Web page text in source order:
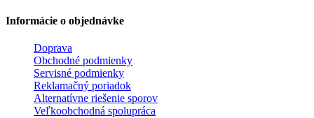
Informácie o objednávke
Doprava
Obchodné podmienky
Servisné podmienky
Reklamačný poriadok
Alternatívne riešenie sporov
Veľkoobchodná spolupráca